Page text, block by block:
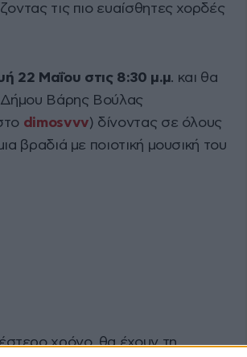
τις πιο ευαίσθητες χορδές
22 Μαΐου στις 8:30 μ.μ. και θα
Δήμου Βάρης Βούλας
dimosvvv) δίνοντας σε όλους
βραδιά με ποιοτική μουσική του
χρόνο, θα έχουν τη